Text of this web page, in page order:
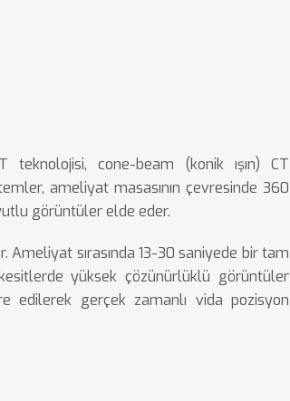
teknolojisi, cone-beam (konik ışın) CT
ameliyat masasının çevresinde 360
görüntüler elde eder.
sırasında 13-30 saniyede bir tam
yüksek çözünürlüklü görüntüler
edilerek gerçek zamanlı vida pozisyon